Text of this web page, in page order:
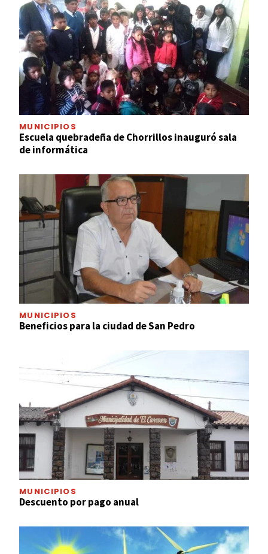
MUNICIPIOS
Escuela quebradeña de Chorrillos inauguró sala
de informática
MUNICIPIOS
Beneficios para la ciudad de San Pedro
MUNICIPIOS
Descuento por pago anual